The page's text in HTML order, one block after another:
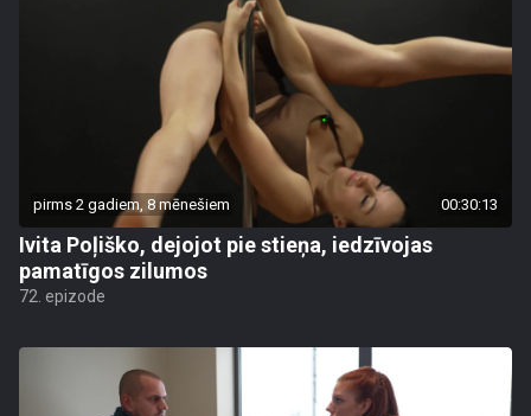
pirms 2 gadiem, 8 mēnešiem 00:30:13
Ivita Poļiško, dejojot pie stieņa, iedzīvojas
pamatīgos zilumos
72. epizode